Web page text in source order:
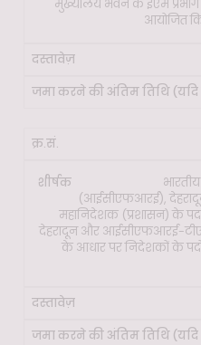
मुख्यालय भवन के ईएम
आयोजित
(आईसीएफआरई),
महानिदेशक (प्रशासन)
देहरादून और आईसीएफआरई-
के आधार पर निदेशकों के